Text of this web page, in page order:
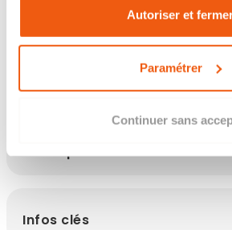
Autoriser et
Paramétrer
Continuer sans
Les points clés
Description
Infos clés